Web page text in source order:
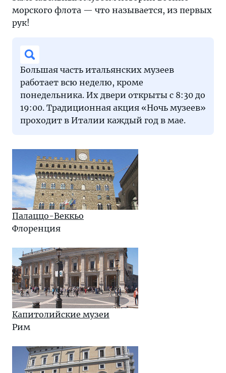
морского флота — что называется, из первых
рук!
Большая часть итальянских музеев
работает всю неделю, кроме
понедельника. Их двери открыты с 8:30 до
19:00. Традиционная акция «Ночь музеев»
проходит в Италии каждый год в мае.
Палаццо-Веккьо
Флоренция
Капитолийские музеи
Рим